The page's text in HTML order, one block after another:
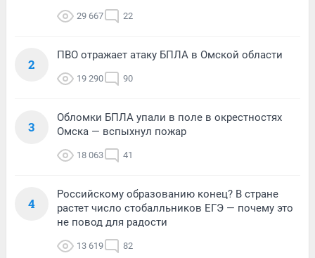
29 667 22
2
ПВО отражает атаку БПЛА в Омской области
19 290 90
3
Обломки БПЛА упали в поле в окрестностях
Омска — вспыхнул пожар
18 063 41
4
Российскому образованию конец? В стране
растет число стобалльников ЕГЭ — почему это
не повод для радости
13 619 82